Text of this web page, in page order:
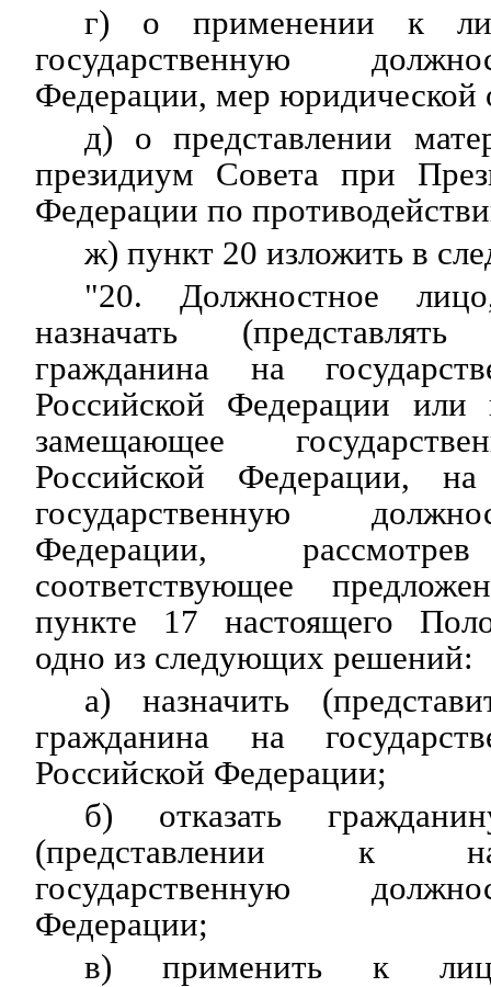
г) о применении к
государственную
Федерации, мер юридической
д) о представлении
президиум Совета при
Федерации по
ж) пункт 20 изложить в
"20. Должностное
назначать
гражданина на
Российской Федерации или
замещающее
Российской Федерации, на
государственную
Федерации,
соответствующее
пункте 17 настоящего
одно из следующих решений:
а) назначить
гражданина на
Российской Федерации;
б) отказать
(представлении к
государственную
Федерации;
в) применить к